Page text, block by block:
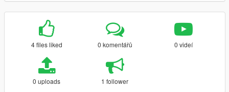
4 files liked 0 komentářů 0 videí
0 uploads 1 follower